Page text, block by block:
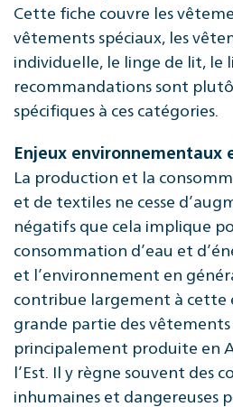
Cette fiche couvre les
vêtements spéciaux, les
individuelle, le linge de lit, le
recommandations sont
spécifiques à ces catégories.
Enjeux environnementaux
La production et la
et de textiles ne cesse
négatifs que cela implique
consommation d’eau et
et l’environnement en
contribue largement à cette
grande partie des
principalement produite en
l’Est. Il y règne souvent des
inhumaines et dangereuses